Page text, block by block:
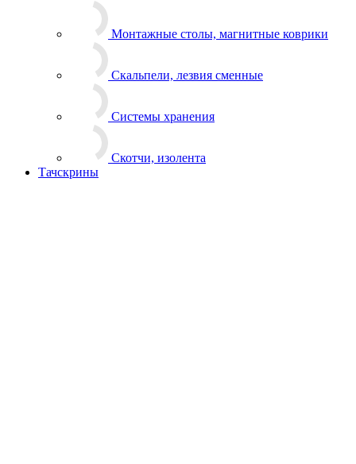
Монтажные столы, магнитные коврики
Скальпели, лезвия сменные
Системы хранения
Скотчи, изолента
Тачскрины